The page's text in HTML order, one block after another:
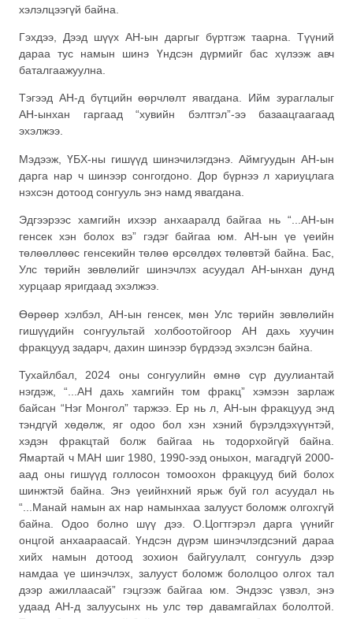
хэлэлцээгүй байна.
Гэхдээ, Дээд шүүх АН-ын даргыг бүртгэж таарна. Түүний
дараа тус намын шинэ Үндсэн дүрмийг бас хүлээж авч
баталгаажуулна.
Тэгээд АН-д бүтцийн өөрчлөлт явагдана. Ийм зураглалыг
АН-ынхан гаргаад “хувийн бэлтгэл”-ээ базаацгаагаад
эхэлжээ.
Мэдээж, ҮБХ-ны гишүүд шинэчилэгдэнэ. Аймгуудын АН-ын
дарга нар ч шинээр сонгогдоно. Дор бүрнээ л хариуцлага
нэхсэн дотоод сонгууль энэ намд явагдана.
Эдгээрээс хамгийн ихээр анхааралд байгаа нь “...АН-ын
генсек хэн болох вэ” гэдэг байгаа юм. АН-ын үе үеийн
төлөөллөөс генсекийн төлөө өрсөлдөх төлөвтэй байна. Бас,
Улс төрийн зөвлөлийг шинэчлэх асуудал АН-ынхан дунд
хурцаар яригдаад эхэлжээ.
Өөрөөр хэлбэл, АН-ын генсек, мөн Улс төрийн зөвлөлийн
гишүүдийн сонгуультай холбоотойгоор АН дахь хуучин
фракцууд задарч, дахин шинээр бүрдээд эхэлсэн байна.
Тухайлбал, 2024 оны сонгуулийн өмнө сүр дуулиантай
нэгдэж, “...АН дахь хамгийн том фракц” хэмээн зарлаж
байсан “Нэг Монгол” таржээ. Ер нь л, АН-ын фракцууд энд
тэндгүй хөдөлж, яг одоо бол хэн хэний бүрэлдэхүүнтэй,
хэдэн фракцтай болж байгаа нь тодорхойгүй байна.
Ямартай ч МАН шиг 1980, 1990-ээд оныхон, магадгүй 2000-
аад оны гишүүд голлосон томоохон фракцууд бий болох
шинжтэй байна. Энэ үеийнхний ярьж буй гол асуудал нь
“...Манай намын ах нар намынхаа залууст боломж олгохгүй
байна. Одоо болно шүү дээ. О.Цогтгэрэл дарга үүнийг
онцгой анхаараасай. Үндсэн дүрэм шинэчлэгдсэний дараа
хийх намын дотоод зохион байгуулалт, сонгууль дээр
намдаа үе шинэчлэх, залууст боломж бололцоо олгох тал
дээр ажиллаасай” гэцгээж байгаа юм. Эндээс үзвэл, энэ
удаад АН-д залуусынх нь улс төр давамгайлах бололтой.